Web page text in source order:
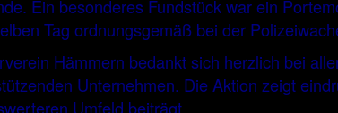
Ein besonderes Fundstück war ein
Tag ordnungsgemäß bei der
Hämmern bedankt sich herzlich bei
Unternehmen. Die Aktion zeigt
Umfeld beiträgt.